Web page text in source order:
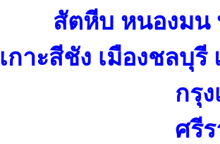
สัตหีบ หนองมน
เกาะสีชัง เมืองชลบุ
กรุ
ศรี